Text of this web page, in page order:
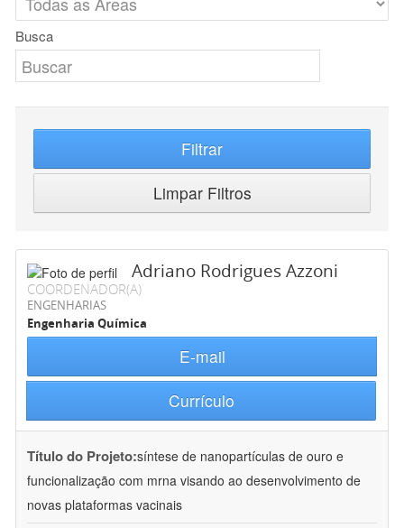
Busca
Filtrar
Limpar Filtros
Adriano Rodrigues Azzoni
COORDENADOR(A)
ENGENHARIAS
Engenharia Química
E-mail
Currículo
Título do Projeto:síntese de nanopartículas de ouro e
funcionalização com mrna visando ao desenvolvimento de
novas plataformas vacinais